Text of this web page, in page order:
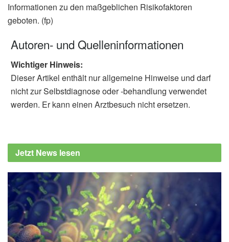
Informationen zu den maßgeblichen Risikofaktoren
geboten. (fp)
Autoren- und Quelleninformationen
Wichtiger Hinweis:
Dieser Artikel enthält nur allgemeine Hinweise und darf
nicht zur Selbstdiagnose oder -behandlung verwendet
werden. Er kann einen Arztbesuch nicht ersetzen.
Jetzt News lesen